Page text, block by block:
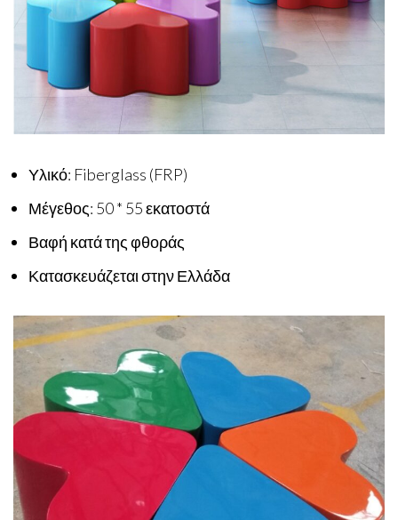
Υλικό: Fiberglass (FRP)
Μέγεθος: 50 * 55 εκατοστά
Βαφή κατά της φθοράς
Κατασκευάζεται στην Ελλάδα